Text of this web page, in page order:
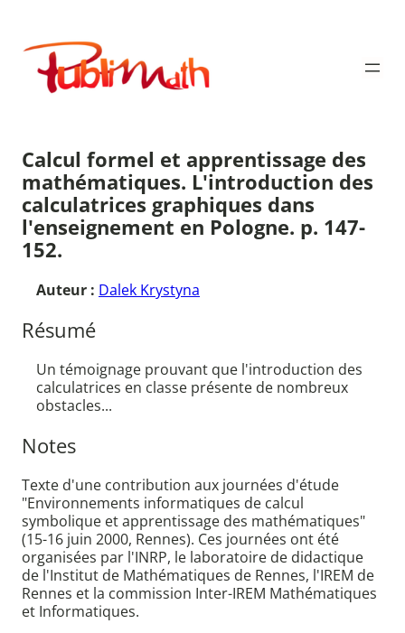
contenu
Publimath
Calcul formel et apprentissage des
mathématiques. L'introduction des
calculatrices graphiques dans
l'enseignement en Pologne. p. 147-
152.
Auteur : Dalek Krystyna
Résumé
Un témoignage prouvant que l'introduction des
calculatrices en classe présente de nombreux
obstacles...
Notes
Texte d'une contribution aux journées d'étude
"Environnements informatiques de calcul
symbolique et apprentissage des mathématiques"
(15-16 juin 2000, Rennes). Ces journées ont été
organisées par l'INRP, le laboratoire de didactique
de l'Institut de Mathématiques de Rennes, l'IREM de
Rennes et la commission Inter-IREM Mathématiques
et Informatiques.